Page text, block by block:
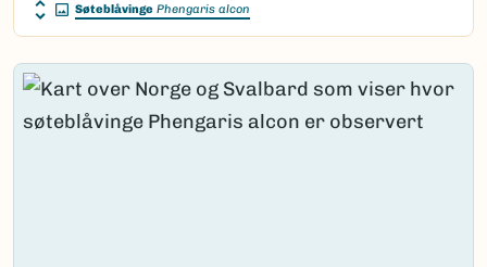
Søteblåvinge Phengaris alcon